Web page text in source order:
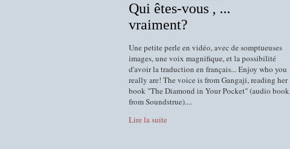
Qui êtes-vous , ...
vraiment?
Une petite perle en vidéo, avec de somptueuses
images, une voix magnifique, et la possibilité
d'avoir la traduction en français... Enjoy who you
really are! The voice is from Gangaji, reading her
book "The Diamond in Your Pocket" (audio book
from Soundstrue)....
Lire la suite